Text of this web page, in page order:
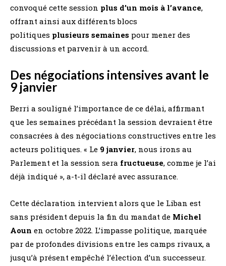
convoqué cette session plus d’un mois à l’avance,
offrant ainsi aux différents blocs
politiques plusieurs semaines pour mener des
discussions et parvenir à un accord.
Des négociations intensives avant le
9 janvier
Berri a souligné l’importance de ce délai, affirmant
que les semaines précédant la session devraient être
consacrées à des négociations constructives entre les
acteurs politiques. « Le 9 janvier, nous irons au
Parlement et la session sera fructueuse, comme je l’ai
déjà indiqué », a-t-il déclaré avec assurance.
Cette déclaration intervient alors que le Liban est
sans président depuis la fin du mandat de Michel
Aoun en octobre 2022. L’impasse politique, marquée
par de profondes divisions entre les camps rivaux, a
jusqu’à présent empêché l’élection d’un successeur.